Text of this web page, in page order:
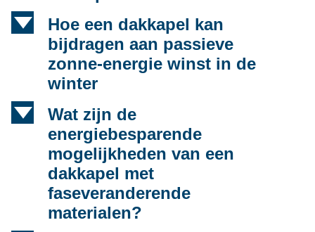
d
Hoe een dakkapel kan
bijdragen aan passieve
zonne-energie winst in de
winter
d
Wat zijn de
energiebesparende
mogelijkheden van een
dakkapel met
faseveranderende
materialen?